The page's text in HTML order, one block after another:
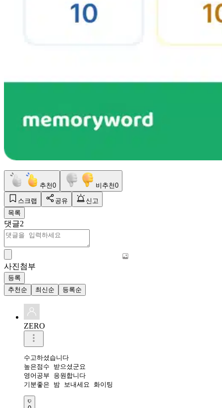
추천0 비추천0
스크랩 공유
신고
목록
댓글2
사진첨부
등록
추천순
최신순 등록순
ZERO
수고하셨습니다
높은점수 받으셨군요
영어공부 응원합니다
기분좋은 밤 보내세요 화이팅